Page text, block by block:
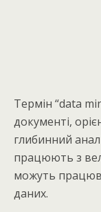
Термін “data
документі,
глибинний
працюють з
можуть
даних.